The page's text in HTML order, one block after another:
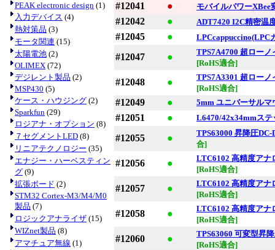
PEAK electronic design (1)
入力デバイス (4)
熱対策品 (3)
モータ関連 (15)
太陽電池 (2)
OLIMEX (72)
デジレント製品 (2)
MSP430 (5)
ケース・ハウジング (2)
Sparkfun (29)
ロジアナ・オプション (8)
７セグメントLED (8)
リニアテクノロジー (35)
エナジー・ハーベスティン
グ (9)
拡張ボード (2)
STM32 Cortex-M3/M4/M0
製品 (7)
ロジックアナライザ (15)
WIZnet製品 (8)
アマチュア無線 (1)
#12041 ● モバイルパワーXBee
#12042 ● ADT7420 I2C精密温
#12045 ● LPCcappuccino(LPC
#12047 ●
TPS7A4700 超ロー
[RoHS適合]
#12048 ●
TPS7A3301 超ロー
[RoHS適合]
#12049 ● 5mm ユニバーサル
#12051 ● L6470/42x34mmス
#12055 ●
TPS63000 昇降圧
合]
#12056 ●
LTC6102 高精度アナ
[RoHS適合]
#12057 ●
LTC6102 高精度アナ
[RoHS適合]
#12058 ●
LTC6102 高精度アナ
[RoHS適合]
#12060 ●
TPS63060 可変型昇
[RoHS適合]